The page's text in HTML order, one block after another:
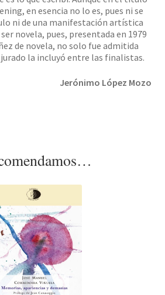
en esencia no lo es, pues ni se
ni de una manifestación artística
novela, pues, presentada en 1979
de novela, no solo fue admitida
la incluyó entre las finalistas.
Jerónimo López Mozo